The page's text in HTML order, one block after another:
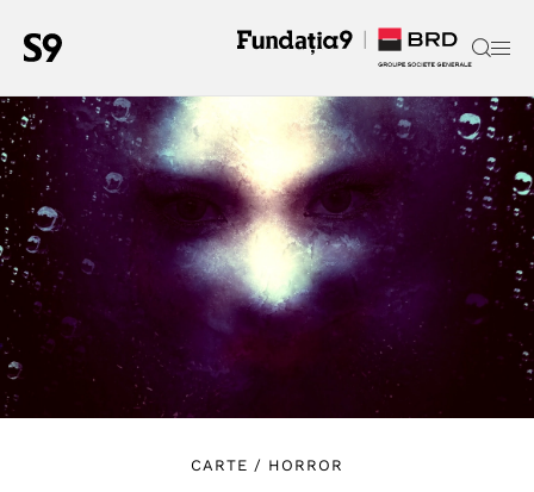
CARTE / HORROR